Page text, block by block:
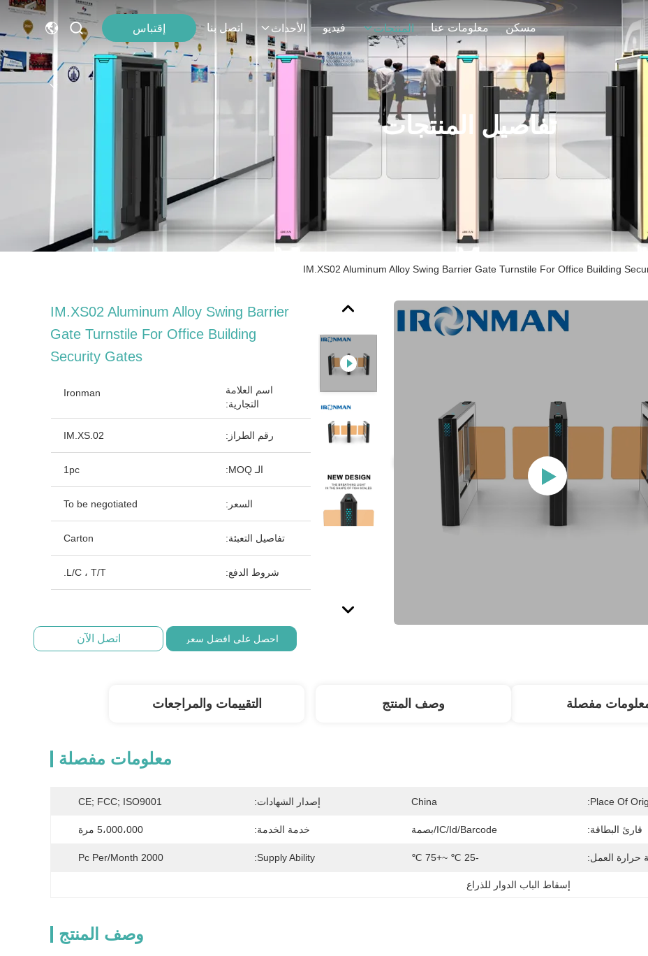
مسكن معلومات عنا المنتجات فيديو الأحداث اتصل بنا إقتباس
تفاصيل المنتجات
IM.XS02 Aluminum Alloy Swing Barrier Gate Turnstile For Office Building
IM.XS02 Aluminum Alloy Swing Barrier
Gate Turnstile For Office Building
Security Gates
اسم العلامة
التجارية:
Ironman
رقم الطراز: IM.XS.02
الـ MOQ: 1pc
السعر: To be negotiated
تفاصيل التعبئة: Carton
شروط الدفع: L/C ، T/T.
احصل على افضل سعر اتصل الآن
مفصلة وصف المنتج التقييمات والمراجعات
معلومات مفصلة
Place Of
China إصدار الشهادات: CE; FCC; ISO9001
قارئ البطاقة: IC/id/barcode/بصمة خدمة الخدمة: 5،000،000 مرة
حرارة العمل: -25 ℃ ~+75 ℃
Supply Ability:
2000 Pc Per/month
إسقاط الباب الدوار للذراع
وصف المنتج